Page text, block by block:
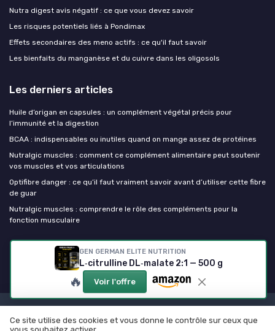
GEN GERMAN ELITE NUTRITION
L‑citrulline DL‑malate 2:1 — 500 g
🔥 Voir l'offre
Nutra digest avis négatif : ce que vous devez savoir
Les risques potentiels liés à Pondimax
Effets secondaires des meno actifs : ce qu'il faut savoir
Les bienfaits du manganèse et du cuivre dans les oligosols
Les derniers articles
Huile d’origan en capsules : un complément végétal précis pour
l’immunité et la digestion
BCAA : indispensables ou inutiles quand on mange assez de protéines
Nutralgic muscles : comment ce complément alimentaire peut soutenir
vos muscles et vos articulations
Optifibre danger : ce qu’il faut vraiment savoir avant d’utiliser cette fibre
de guar
Nutralgic muscles : comprendre le rôle des compléments pour la
fonction musculaire
Mes complements alimentaires
© Mes complements alimentaires 2026
Ce site utilise des cookies et vous donne le contrôle sur ceux que